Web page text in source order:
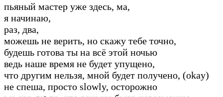
пьяный мастер уже здесь, ма,
я начинаю,
раз, два,
можешь не верить, но скажу тебе точно,
будешь готова ты на всё этой ночью
ведь наше время не будет упущено,
что другим нельзя, мной будет получено, (okay)
не спеша, просто slowly, осторожно